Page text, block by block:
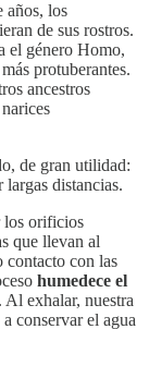
años, los
de sus rostros.
el género Homo,
protuberantes.
ancestros
de gran utilidad:
distancias.
los orificios
que llevan al
contacto con las
humedece el
. Al exhalar, nuestra
conservar el agua